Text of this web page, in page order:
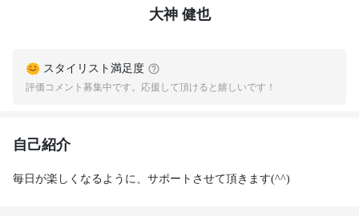
大神 健也
スタイリスト満足度
評価コメント募集中です。応援して頂けると嬉しいです！
自己紹介
毎日が楽しくなるように、サポートさせて頂きます(^^)